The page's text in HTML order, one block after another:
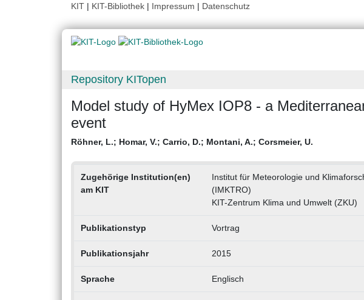
KIT | KIT-Bibliothek | Impressum | Datenschutz
Repository KITopen
Model study of HyMex IOP8 - a
event
Röhner, L.; Homar, V.; Carrio, D.; Montani, A.; Corsmeier, U.
Zugehörige Institution(en)
am KIT
Institut für Meteorologie und
(IMKTRO)
KIT-Zentrum Klima und Umwelt (ZKU)
Publikationstyp Vortrag
Publikationsjahr 2015
Sprache Englisch